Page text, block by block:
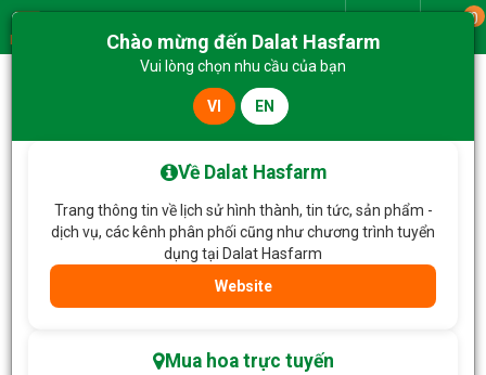
Menu
0
Chào mừng đến Dalat Hasfarm
Vui lòng chọn nhu cầu của bạn
VI EN
Về Dalat Hasfarm
Trang thông tin về lịch sử hình thành, tin tức, sản phẩm -
dịch vụ, các kênh phân phối cũng như chương trình tuyển
dụng tại Dalat Hasfarm
Website
Mua hoa trực tuyến